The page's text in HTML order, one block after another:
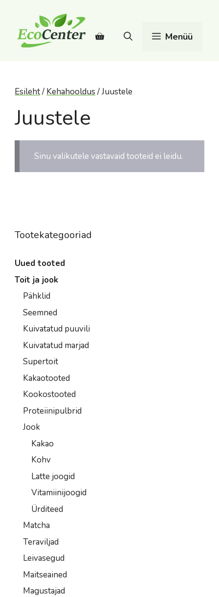
content
Menüü
Esileht/ Kehahooldus/ Juustele
Juustele
Sinu valikutele vastavaid tooteid ei leidu.
Tootekategooriad
Uued tooted
Toit ja jook
Pähklid
Seemned
Kuivatatud puuvili
Kuivatatud marjad
Supertoit
Kakaotooted
Kookostooted
Proteiinipulbrid
Jook
Kakao
Kohv
Latte joogid
Vitamiinijoogid
Ürditeed
Matcha
Teraviljad
Leivasegud
Maitseained
Magustajad